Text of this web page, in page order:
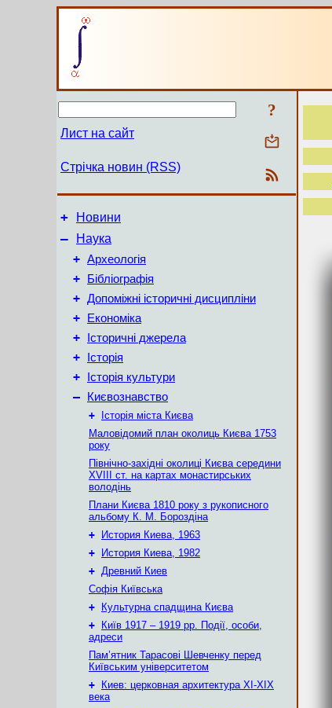
?
Лист на сайт
Стрічка новин (RSS)
+ Новини
–
Наука
+ Археологія
+ Бібліографія
+ Допоміжні історичні дисципліни
+ Економіка
+ Історичні джерела
+ Історія
+ Історія культури
– Києвознавство
+
Історія міста Києва
Маловідомий план околиць Києва 1753
року
Північно-західні околиці Києва середини
XVIII ст. на картах монастирських
володінь
Плани Києва 1810 року з рукописного
альбому К. М. Бороздіна
+
История Киева, 1963
+
История Киева, 1982
+ Древний Киев
Софія Київська
+
Культурна спадщина Києва
+
Київ 1917 – 1919 рр. Події, особи,
адреси
Пам’ятник Тарасові Шевченку перед
Київським університетом
+
Киев: церковная архитектура XI-XIX
века